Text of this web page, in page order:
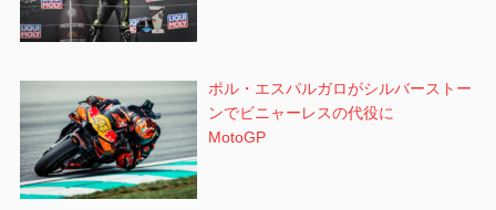
ポル・エスパルガロがシルバーストー
ンでビニャーレスの代役に
MotoGP